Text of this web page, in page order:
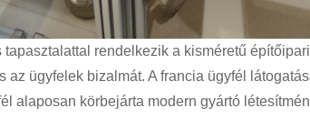
rendelkezik a kisméretű
az ügyfelek bizalmát. A francia ügyfél
alaposan körbejárta modern gyártó